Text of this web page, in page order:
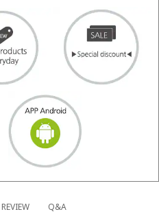
REVIEW Q&A